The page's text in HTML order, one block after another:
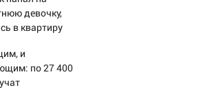
приговор руководству
за махинации на
девочку,
в квартиру
и
по 27 400